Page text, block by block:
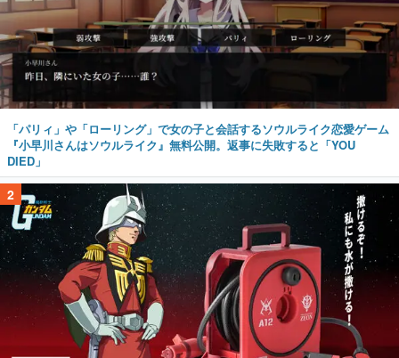
「パリィ」や「ローリング」で女の子と会話するソウルライク恋愛ゲーム
『小早川さんはソウルライク』無料公開。返事に失敗すると「YOU
DIED」
2